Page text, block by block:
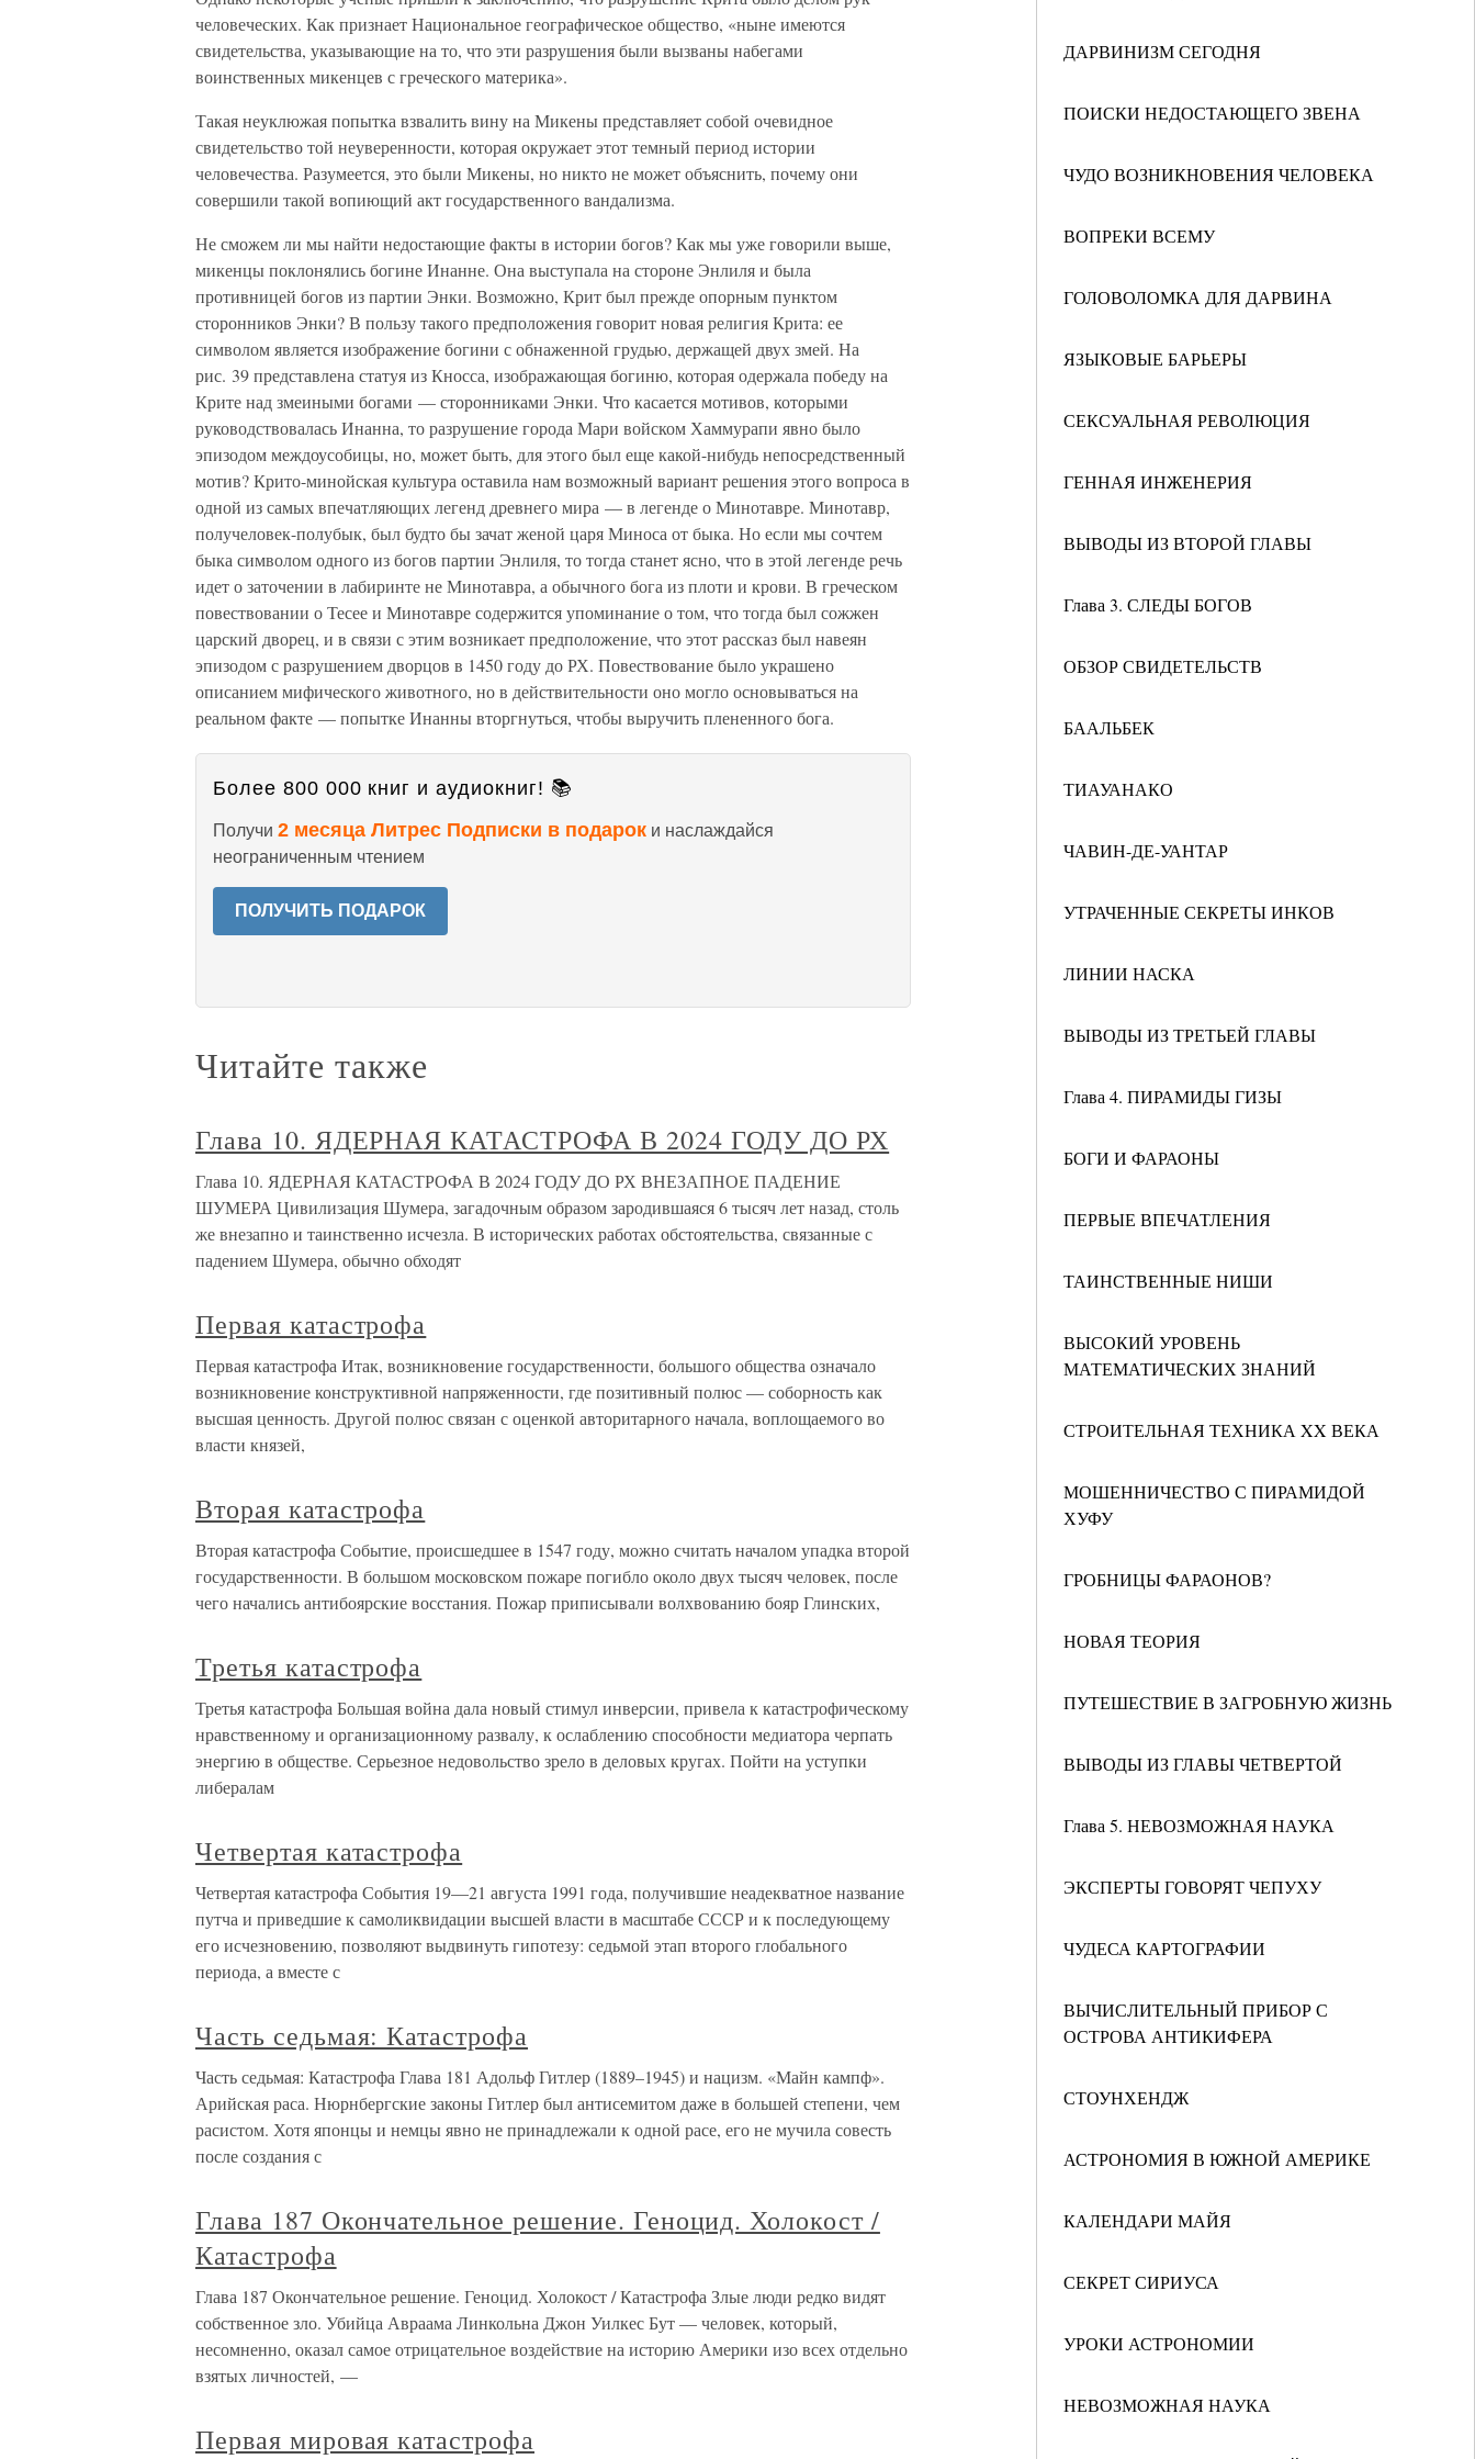
ДАРВИНИЗМ СЕГОДНЯ
ПОИСКИ НЕДОСТАЮЩЕГО ЗВЕНА
ЧУДО ВОЗНИКНОВЕНИЯ ЧЕЛОВЕКА
ВОПРЕКИ ВСЕМУ
ГОЛОВОЛОМКА ДЛЯ ДАРВИНА
ЯЗЫКОВЫЕ БАРЬЕРЫ
СЕКСУАЛЬНАЯ РЕВОЛЮЦИЯ
ГЕННАЯ ИНЖЕНЕРИЯ
ВЫВОДЫ ИЗ ВТОРОЙ ГЛАВЫ
Глава 3. СЛЕДЫ БОГОВ
ОБЗОР СВИДЕТЕЛЬСТВ
БААЛЬБЕК
ТИАУАНАКО
ЧАВИН-ДЕ-УАНТАР
УТРАЧЕННЫЕ СЕКРЕТЫ ИНКОВ
ЛИНИИ НАСКА
ВЫВОДЫ ИЗ ТРЕТЬЕЙ ГЛАВЫ
Глава 4. ПИРАМИДЫ ГИЗЫ
БОГИ И ФАРАОНЫ
ПЕРВЫЕ ВПЕЧАТЛЕНИЯ
ТАИНСТВЕННЫЕ НИШИ
ВЫСОКИЙ УРОВЕНЬ
МАТЕМАТИЧЕСКИХ ЗНАНИЙ
СТРОИТЕЛЬНАЯ ТЕХНИКА XX ВЕКА
МОШЕННИЧЕСТВО С ПИРАМИДОЙ
ХУФУ
ГРОБНИЦЫ ФАРАОНОВ?
НОВАЯ ТЕОРИЯ
ПУТЕШЕСТВИЕ В ЗАГРОБНУЮ ЖИЗНЬ
ВЫВОДЫ ИЗ ГЛАВЫ ЧЕТВЕРТОЙ
Глава 5. НЕВОЗМОЖНАЯ НАУКА
ЭКСПЕРТЫ ГОВОРЯТ ЧЕПУХУ
ЧУДЕСА КАРТОГРАФИИ
ВЫЧИСЛИТЕЛЬНЫЙ ПРИБОР С
ОСТРОВА АНТИКИФЕРА
СТОУНХЕНДЖ
АСТРОНОМИЯ В ЮЖНОЙ АМЕРИКЕ
КАЛЕНДАРИ МАЙЯ
СЕКРЕТ СИРИУСА
УРОКИ АСТРОНОМИИ
НЕВОЗМОЖНАЯ НАУКА
человеческих. Как признает Национальное географическое общество, «ныне имеются
свидетельства, указывающие на то, что эти разрушения были вызваны набегами
воинственных микенцев с греческого материка».
Такая неуклюжая попытка взвалить вину на Микены представляет собой очевидное
свидетельство той неуверенности, которая окружает этот темный период истории
человечества. Разумеется, это были Микены, но никто не может объяснить, почему они
совершили такой вопиющий акт государственного вандализма.
Не сможем ли мы найти недостающие факты в истории богов? Как мы уже говорили выше,
микенцы поклонялись богине Инанне. Она выступала на стороне Энлиля и была
противницей богов из партии Энки. Возможно, Крит был прежде опорным пунктом
сторонников Энки? В пользу такого предположения говорит новая религия Крита: ее
символом является изображение богини с обнаженной грудью, держащей двух змей. На
рис. 39 представлена статуя из Кносса, изображающая богиню, которая одержала победу на
Крите над змеиными богами — сторонниками Энки. Что касается мотивов, которыми
руководствовалась Инанна, то разрушение города Мари войском Хаммурапи явно было
эпизодом междоусобицы, но, может быть, для этого был еще какой-нибудь непосредственный
мотив? Крито-минойская культура оставила нам возможный вариант решения этого вопроса в
одной из самых впечатляющих легенд древнего мира — в легенде о Минотавре. Минотавр,
получеловек-полубык, был будто бы зачат женой царя Миноса от быка. Но если мы сочтем
быка символом одного из богов партии Энлиля, то тогда станет ясно, что в этой легенде речь
идет о заточении в лабиринте не Минотавра, а обычного бога из плоти и крови. В греческом
повествовании о Тесее и Минотавре содержится упоминание о том, что тогда был сожжен
царский дворец, и в связи с этим возникает предположение, что этот рассказ был навеян
эпизодом с разрушением дворцов в 1450 году до РХ. Повествование было украшено
описанием мифического животного, но в действительности оно могло основываться на
реальном факте — попытке Инанны вторгнуться, чтобы выручить плененного бога.
Более 800 000 книг и аудиокниг! 📚
Получи 2 месяца Литрес Подписки в подарок и наслаждайся
неограниченным чтением
ПОЛУЧИТЬ ПОДАРОК
Читайте также
Глава 10. ЯДЕРНАЯ КАТАСТРОФА В 2024 ГОДУ ДО РХ
Глава 10. ЯДЕРНАЯ КАТАСТРОФА В 2024 ГОДУ ДО РХ ВНЕЗАПНОЕ ПАДЕНИЕ
ШУМЕРА Цивилизация Шумера, загадочным образом зародившаяся 6 тысяч лет назад, столь
же внезапно и таинственно исчезла. В исторических работах обстоятельства, связанные с
падением Шумера, обычно обходят
Первая катастрофа
Первая катастрофа Итак, возникновение государственности, большого общества означало
возникновение конструктивной напряженности, где позитивный полюс — соборность как
высшая ценность. Другой полюс связан с оценкой авторитарного начала, воплощаемого во
власти князей,
Вторая катастрофа
Вторая катастрофа Событие, происшедшее в 1547 году, можно считать началом упадка второй
государственности. В большом московском пожаре погибло около двух тысяч человек, после
чего начались антибоярские восстания. Пожар приписывали волхвованию бояр Глинских,
Третья катастрофа
Третья катастрофа Большая война дала новый стимул инверсии, привела к катастрофическому
нравственному и организационному развалу, к ослаблению способности медиатора черпать
энергию в обществе. Серьезное недовольство зрело в деловых кругах. Пойти на уступки
либералам
Четвертая катастрофа
Четвертая катастрофа События 19—21 августа 1991 года, получившие неадекватное название
путча и приведшие к самоликвидации высшей власти в масштабе СССР и к последующему
его исчезновению, позволяют выдвинуть гипотезу: седьмой этап второго глобального
периода, а вместе с
Часть седьмая: Катастрофа
Часть седьмая: Катастрофа Глава 181 Адольф Гитлер (1889–1945) и нацизм. «Майн кампф».
Арийская раса. Нюрнбергские законы Гитлер был антисемитом даже в большей степени, чем
расистом. Хотя японцы и немцы явно не принадлежали к одной расе, его не мучила совесть
после создания с
Глава 187 Окончательное решение. Геноцид. Холокост /
Катастрофа
Глава 187 Окончательное решение. Геноцид. Холокост / Катастрофа Злые люди редко видят
собственное зло. Убийца Авраама Линкольна Джон Уилкес Бут — человек, который,
несомненно, оказал самое отрицательное воздействие на историю Америки изо всех отдельно
взятых личностей, —
Первая мировая катастрофа